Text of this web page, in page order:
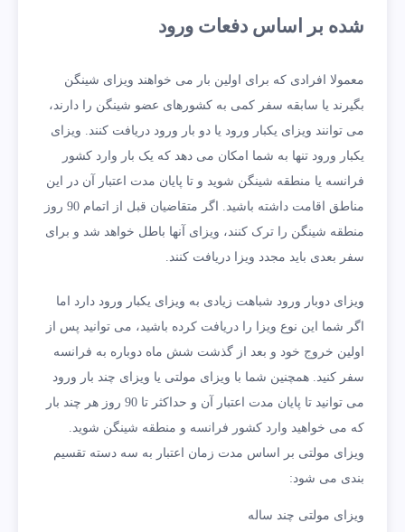
شده بر اساس دفعات ورود
معمولا افرادی که برای اولین بار می خواهند ویزای شینگن
بگیرند یا سابقه سفر کمی به کشورهای عضو شینگن را دارند،
می توانند ویزای یکبار ورود یا دو بار ورود دریافت کنند. ویزای
یکبار ورود تنها به شما امکان می دهد که یک بار وارد کشور
فرانسه یا منطقه شینگن شوید و تا پایان مدت اعتبار آن در این
مناطق اقامت داشته باشید. اگر متقاضیان قبل از اتمام 90 روز
منطقه شینگن را ترک کنند، ویزای آنها باطل خواهد شد و برای
سفر بعدی باید مجدد ویزا دریافت کنند.
ویزای دوبار ورود شباهت زیادی به ویزای یکبار ورود دارد اما
اگر شما این نوع ویزا را دریافت کرده باشید، می توانید پس از
اولین خروج خود و بعد از گذشت شش ماه دوباره به فرانسه
سفر کنید. همچنین شما با ویزای مولتی یا ویزای چند بار ورود
می توانید تا پایان مدت اعتبار آن و حداکثر تا 90 روز هر چند بار
که می خواهید وارد کشور فرانسه و منطقه شینگن شوید.
ویزای مولتی بر اساس مدت زمان اعتبار به سه دسته تقسیم
بندی می شود:
ویزای مولتی چند ساله